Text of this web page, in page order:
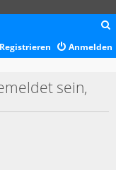
c
Anmelden
Registrieren
sein,